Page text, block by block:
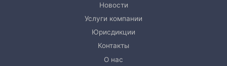
Новости
Услуги компании
Юрисдикции
Контакты
О нас